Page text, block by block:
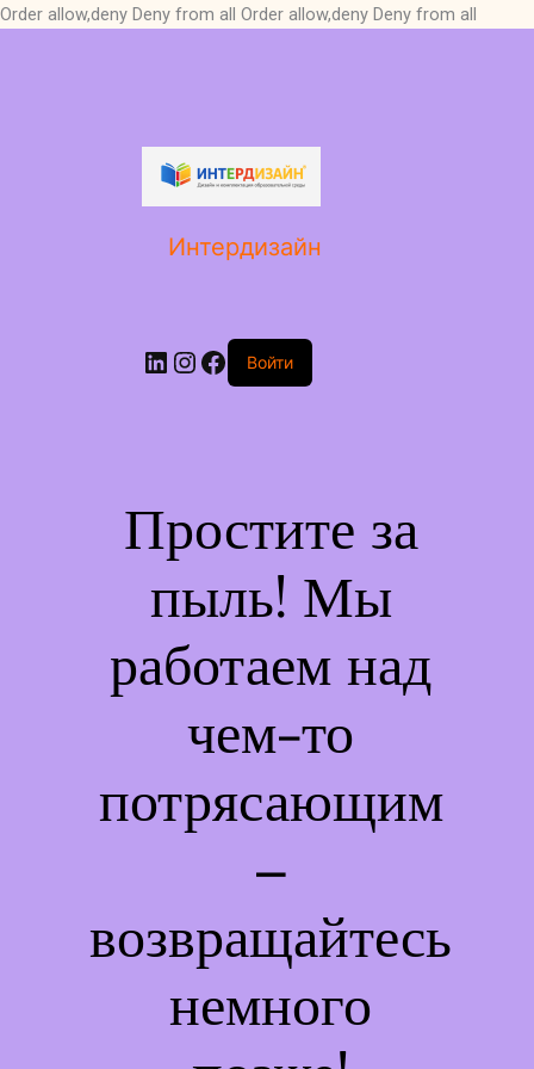
Order allow,deny Deny from all Order allow,deny Deny from all
Интердизайн
LinkedIn
Instagram
Facebook
Войти
Простите за
пыль! Мы
работаем над
чем-то
потрясающим
–
возвращайтесь
немного